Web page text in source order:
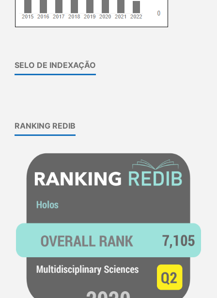
SELO DE INDEXAÇÃO
RANKING REDIB